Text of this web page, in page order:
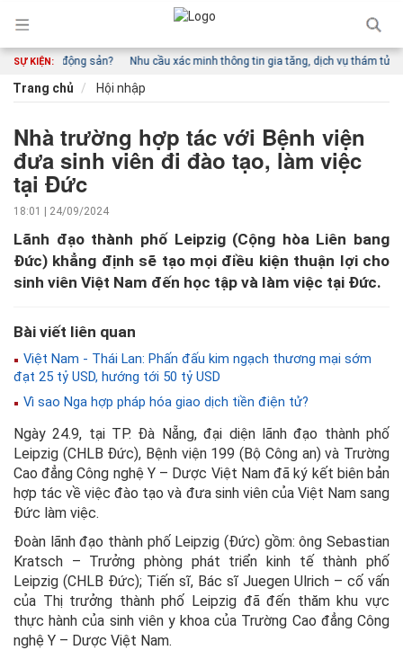
SỰ KIỆN:
bất động sản? Nhu cầu xác minh thông tin gia tăng, dịch vụ thám tử tư
Trang chủ Hội nhập
Nhà trường hợp tác với Bệnh viện
đưa sinh viên đi đào tạo, làm việc
tại Đức
18:01 | 24/09/2024
Lãnh đạo thành phố Leipzig (Cộng hòa Liên bang
Đức) khẳng định sẽ tạo mọi điều kiện thuận lợi cho
sinh viên Việt Nam đến học tập và làm việc tại Đức.
Bài viết liên quan
Việt Nam - Thái Lan: Phấn đấu kim ngạch thương mại sớm
đạt 25 tỷ USD, hướng tới 50 tỷ USD
Vì sao Nga hợp pháp hóa giao dịch tiền điện tử?
Ngày 24.9, tại TP. Đà Nẵng, đại diện lãnh đạo thành phố
Leipzig (CHLB Đức), Bệnh viện 199 (Bộ Công an) và Trường
Cao đẳng Công nghệ Y – Dược Việt Nam đã ký kết biên bản
hợp tác về việc đào tạo và đưa sinh viên của Việt Nam sang
Đức làm việc.
Đoàn lãnh đạo thành phố Leipzig (Đức) gồm: ông Sebastian
Kratsch – Trưởng phòng phát triển kinh tế thành phố
Leipzig (CHLB Đức); Tiến sĩ, Bác sĩ Juegen Ulrich – cố vấn
của Thị trưởng thành phố Leipzig đã đến thăm khu vực
thực hành của sinh viên y khoa của Trường Cao đẳng Công
nghệ Y – Dược Việt Nam.